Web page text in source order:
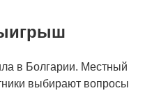
в Болгарии. Местный
выбирают вопросы